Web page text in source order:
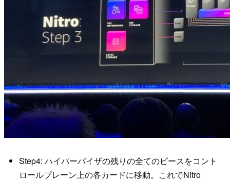
Step4: ハイパーバイザの残りの全てのピースをコント
ロールプレーン上の各カードに移動。これでNitro